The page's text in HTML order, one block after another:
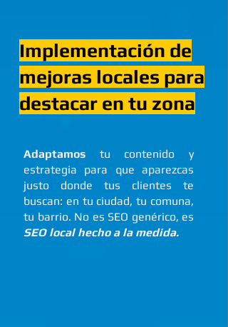
Implementación de
mejoras locales para
destacar en tu zona
Adaptamos tu contenido y
estrategia para que aparezcas
justo donde tus clientes te
buscan: en tu ciudad, tu comuna,
tu barrio. No es SEO genérico, es
SEO local hecho a la medida.